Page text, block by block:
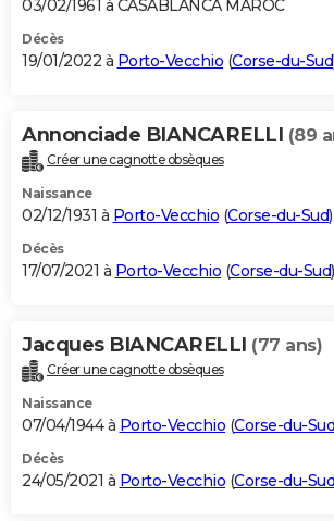
03/02/1961 à CASABLANCA MAROC
Décès
19/01/2022 à Porto-Vecchio (Corse-du-Sud
Annonciade BIANCARELLI (89
Créer une cagnotte obsèques
Naissance
02/12/1931 à Porto-Vecchio (Corse-du-Sud)
Décès
17/07/2021 à Porto-Vecchio (Corse-du-Sud)
Jacques BIANCARELLI (77 ans)
Créer une cagnotte obsèques
Naissance
07/04/1944 à Porto-Vecchio (Corse-du-Sud
Décès
24/05/2021 à Porto-Vecchio (Corse-du-Sud